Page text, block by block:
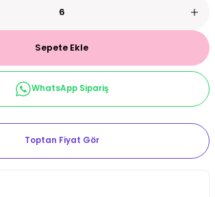
Sepete Ekle
WhatsApp Sipariş
Toptan Fiyat Gör